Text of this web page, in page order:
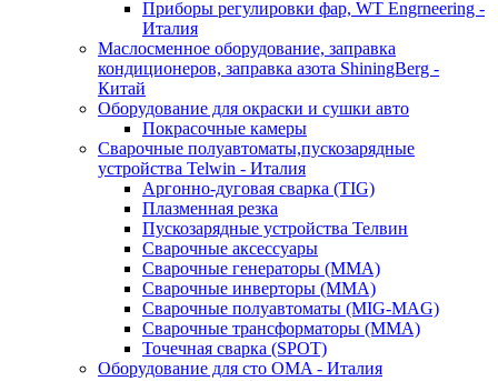
Приборы регулировки фар, WT Engrneering -
Италия
Маслосменное оборудование, заправка
кондиционеров, заправка азота ShiningBerg -
Китай
Оборудование для окраски и сушки авто
Покрасочные камеры
Сварочные полуавтоматы,пускозарядные
устройства Telwin - Италия
Аргонно-дуговая сварка (TIG)
Плазменная резка
Пускозарядные устройства Телвин
Сварочные аксессуары
Сварочные генераторы (MMA)
Сварочные инверторы (MMA)
Сварочные полуавтоматы (MIG-MAG)
Сварочные трансформаторы (MMA)
Точечная сварка (SPOT)
Оборудование для сто OMA - Италия